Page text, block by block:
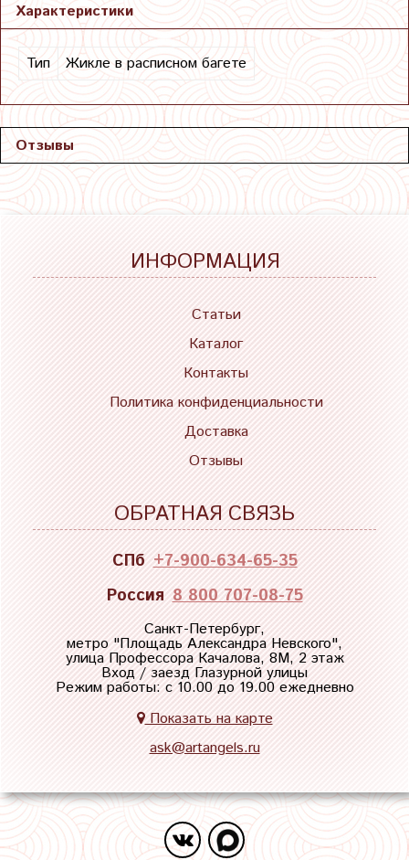
Характеристики
Тип Жикле в расписном багете
Отзывы
ИНФОРМАЦИЯ
Статьи
Каталог
Контакты
Политика конфиденциальности
Доставка
Отзывы
ОБРАТНАЯ СВЯЗЬ
СПб +7-900-634-65-35
Россия 8 800 707-08-75
Санкт-Петербург,
метро "Площадь Александра Невского",
улица Профессора Качалова, 8М, 2 этаж
Вход / заезд Глазурной улицы
Режим работы: с 10.00 до 19.00 ежедневно
Показать на карте
ask@artangels.ru